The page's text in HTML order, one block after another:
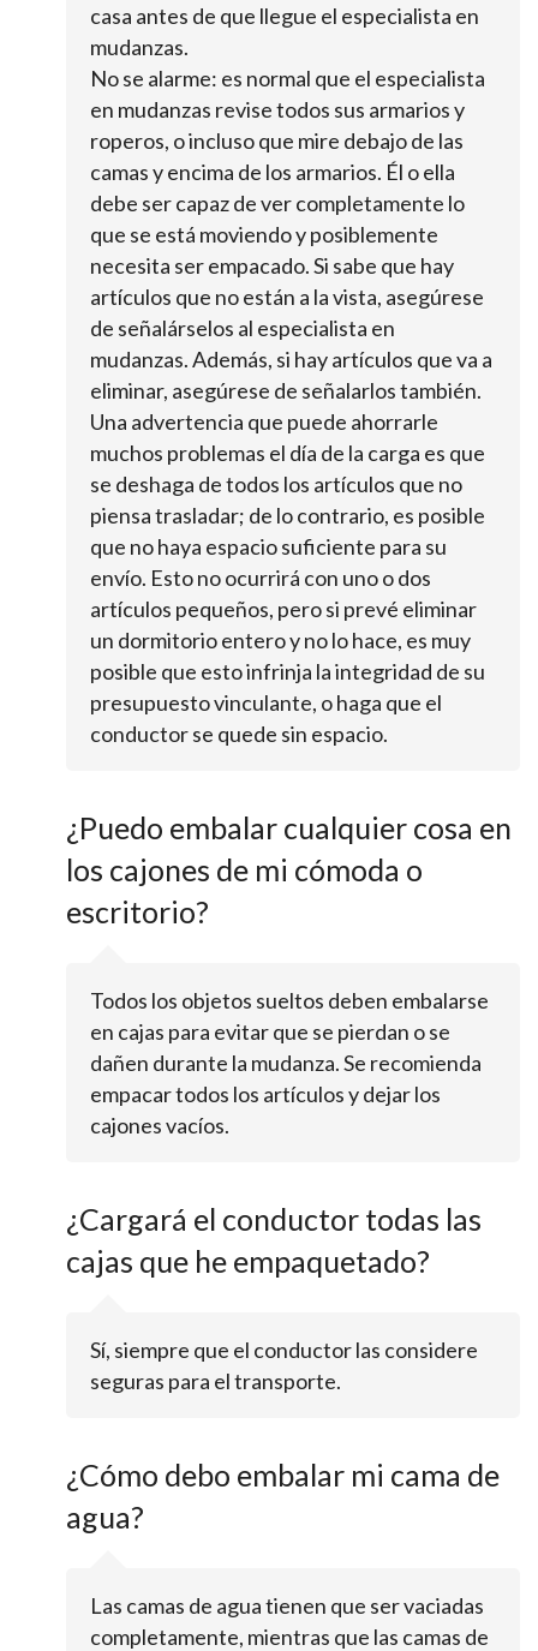
casa antes de que llegue el especialista en
mudanzas.
No se alarme: es normal que el especialista
en mudanzas revise todos sus armarios y
roperos, o incluso que mire debajo de las
camas y encima de los armarios. Él o ella
debe ser capaz de ver completamente lo
que se está moviendo y posiblemente
necesita ser empacado. Si sabe que hay
artículos que no están a la vista, asegúrese
de señalárselos al especialista en
mudanzas. Además, si hay artículos que va a
eliminar, asegúrese de señalarlos también.
Una advertencia que puede ahorrarle
muchos problemas el día de la carga es que
se deshaga de todos los artículos que no
piensa trasladar; de lo contrario, es posible
que no haya espacio suficiente para su
envío. Esto no ocurrirá con uno o dos
artículos pequeños, pero si prevé eliminar
un dormitorio entero y no lo hace, es muy
posible que esto infrinja la integridad de su
presupuesto vinculante, o haga que el
conductor se quede sin espacio.
¿Puedo embalar cualquier cosa en
los cajones de mi cómoda o
escritorio?
Todos los objetos sueltos deben embalarse
en cajas para evitar que se pierdan o se
dañen durante la mudanza. Se recomienda
empacar todos los artículos y dejar los
cajones vacíos.
¿Cargará el conductor todas las
cajas que he empaquetado?
Sí, siempre que el conductor las considere
seguras para el transporte.
¿Cómo debo embalar mi cama de
agua?
Las camas de agua tienen que ser vaciadas
completamente, mientras que las camas de